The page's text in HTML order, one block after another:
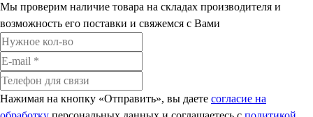
Мы проверим наличие товара на складах производителя и
возможность его поставки и свяжемся с Вами
Нажимая на кнопку «Отправить», вы даете согласие на